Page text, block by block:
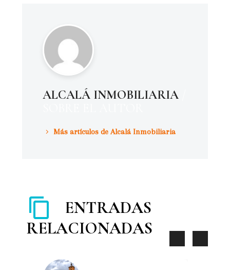
ALCALÁ INMOBILIARIA
Más artículos de Alcalá Inmobiliaria
ENTRADAS
RELACIONADAS